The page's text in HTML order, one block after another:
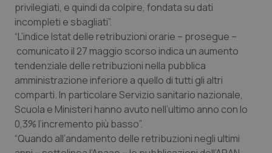
Friuli Venezia Giulia
Lazio
Liguria
Lombardia
Marche
Dermatite Atopica
Diabete & glucometri
Disturbi dell’umore
Dolore
Donna & Salute
privilegiati, e quindi da colpire, fondata su dati
incompleti e sbagliati”.
“L’indice Istat delle retribuzioni orarie – prosegue –
comunicato il 27 maggio scorso indica un aumento
tendenziale delle retribuzioni nella pubblica
amministrazione inferiore a quello di tutti gli altri
comparti. In particolare Servizio sanitario nazionale,
Scuola e Ministeri hanno avuto nell’ultimo anno con lo
0,3% l’incremento più basso”.
“Quando all’andamento delle retribuzioni negli ultimi